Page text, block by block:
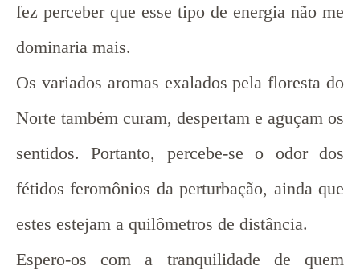
fez perceber que esse tipo de energia não me
dominaria mais.
Os variados aromas exalados pela floresta do
Norte também curam, despertam e aguçam os
sentidos. Portanto, percebe-se o odor dos
fétidos feromônios da perturbação, ainda que
estes estejam a quilômetros de distância.
Espero-os com a tranquilidade de quem